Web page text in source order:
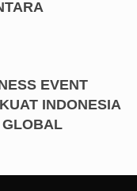
EVENT
INDONESIA
GLOBAL